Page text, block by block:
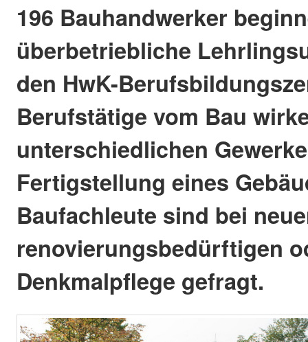
196 Bauhandwerker
überbetriebliche
den HwK-
Berufstätige vom Bau
unterschiedlichen
Fertigstellung eines
Baufachleute sind bei
renovierungsbedürftigen
Denkmalpflege gefragt.